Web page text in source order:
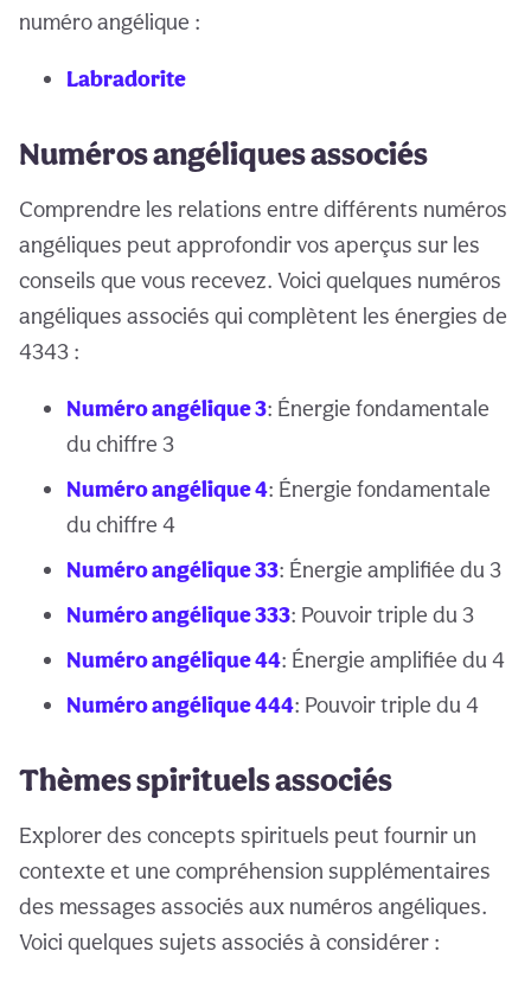
numéro angélique :
Labradorite
Numéros angéliques associés
Comprendre les relations entre différents numéros
angéliques peut approfondir vos aperçus sur les
conseils que vous recevez. Voici quelques numéros
angéliques associés qui complètent les énergies de
4343 :
Numéro angélique 3: Énergie fondamentale
du chiffre 3
Numéro angélique 4: Énergie fondamentale
du chiffre 4
Numéro angélique 33: Énergie amplifiée du 3
Numéro angélique 333: Pouvoir triple du 3
Numéro angélique 44: Énergie amplifiée du 4
Numéro angélique 444: Pouvoir triple du 4
Thèmes spirituels associés
Explorer des concepts spirituels peut fournir un
contexte et une compréhension supplémentaires
des messages associés aux numéros angéliques.
Voici quelques sujets associés à considérer :